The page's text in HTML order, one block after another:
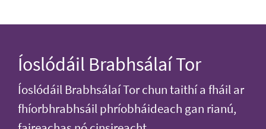
Íoslódáil Brabhsálaí Tor
Íoslódáil Brabhsálaí Tor chun taithí a fháil ar
fhíorbhrabhsáil phríobháideach gan rianú,